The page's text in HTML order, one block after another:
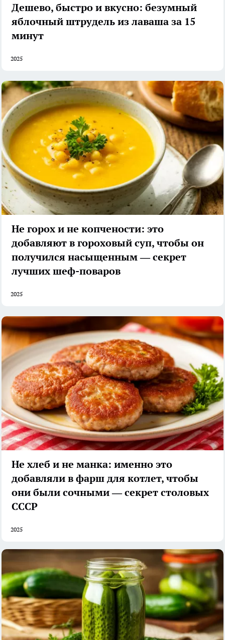
Дешево, быстро и вкусно: безумный
яблочный штрудель из лаваша за 15
минут
2025
Не горох и не копчености: это
добавляют в гороховый суп, чтобы он
получился насыщенным — секрет
лучших шеф-поваров
2025
Не хлеб и не манка: именно это
добавляли в фарш для котлет, чтобы
они были сочными — секрет столовых
СССР
2025